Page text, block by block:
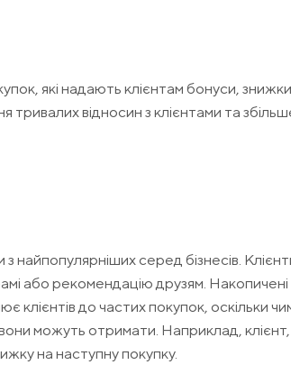
які надають клієнтам бонуси, знижки
відносин з клієнтами та
найпопулярніших серед бізнесів.
або рекомендацію друзям.
клієнтів до частих покупок, оскільки
можуть отримати. Наприклад,
на наступну покупку.